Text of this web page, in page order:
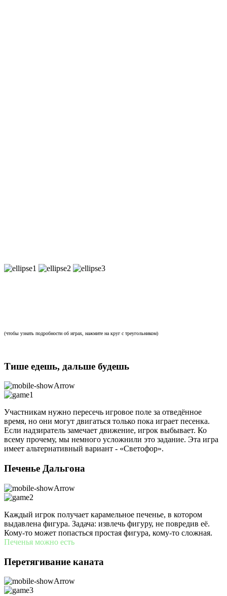
(чтобы узнать подробности об играх, нажмите на круг с треугольником)
Тише едешь, дальше будешь
Участникам нужно пересечь игровое поле за отведённое
время, но они могут двигаться только пока играет песенка.
Если надзиратель замечает движение, игрок выбывает. Ко
всему прочему, мы немного усложнили это задание. Эта игра
имеет альтернативный вариант - «Светофор».
Печенье Дальгона
Каждый игрок получает карамельное печенье, в котором
выдавлена фигура. Задача: извлечь фигуру, не повредив её.
Кому-то может попасться простая фигура, кому-то сложная.
Печенья можно есть
Перетягивание каната